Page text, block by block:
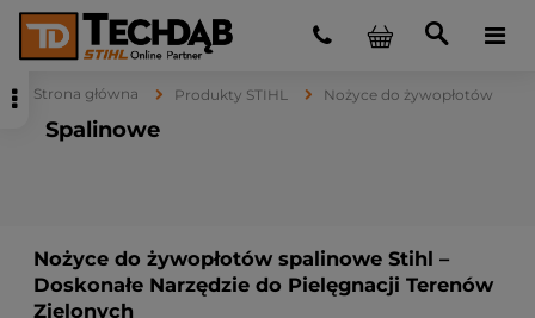
Strona główna Produkty STIHL Nożyce do żywopłotów
Spalinowe
Nożyce do żywopłotów spalinowe Stihl –
Doskonałe Narzędzie do Pielęgnacji Terenów
Zielonych